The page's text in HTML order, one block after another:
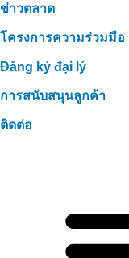
ข่าวตลาด
โครงการความร่วมมือ
Đăng ký đại lý
การสนับสนุนลูกค้า
ติดต่อ